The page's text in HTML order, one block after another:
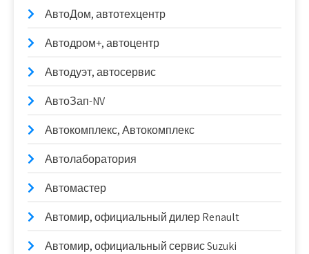
АвтоДом, автотехцентр
Автодром+, автоцентр
Автодуэт, автосервис
АвтоЗап-NV
Автокомплекс, Автокомплекс
Автолаборатория
Автомастер
Автомир, официальный дилер Renault
Автомир, официальный сервис Suzuki